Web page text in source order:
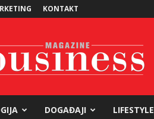
KONTAKT
DOGAĐAJI LIFESTYLE